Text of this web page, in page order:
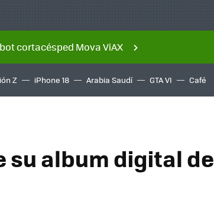
cortacésped Mova ViAX
Z iPhone 18 Arabia Saudí GTA VI Café
su album digital de